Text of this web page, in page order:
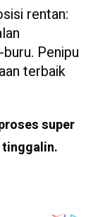
rentan:
Penipu
terbaik
super